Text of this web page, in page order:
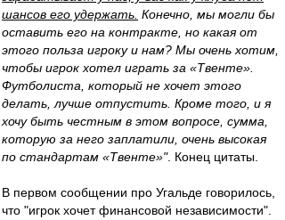
шансов его удержать. Конечно, мы могли бы
оставить его на контракте, но какая от
этого польза игроку и нам? Мы очень хотим,
чтобы игрок хотел играть за «Твенте».
Футболиста, который не хочет этого
делать, лучше отпустить. Кроме того, и я
хочу быть честным в этом вопросе, сумма,
которую за него заплатили, очень высокая
по стандартам «Твенте»". Конец цитаты.
В первом сообщении про Угальде говорилось,
что "игрок хочет финансовой независимости".